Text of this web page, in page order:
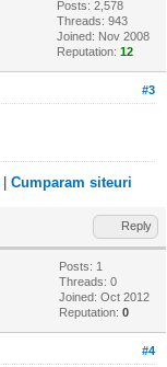
Posts: 2,578
Threads: 943
Joined: Nov 2008
Reputation: 12
#3
| Cumparam siteuri
Reply
Posts: 1
Threads: 0
Joined: Oct 2012
Reputation: 0
#4